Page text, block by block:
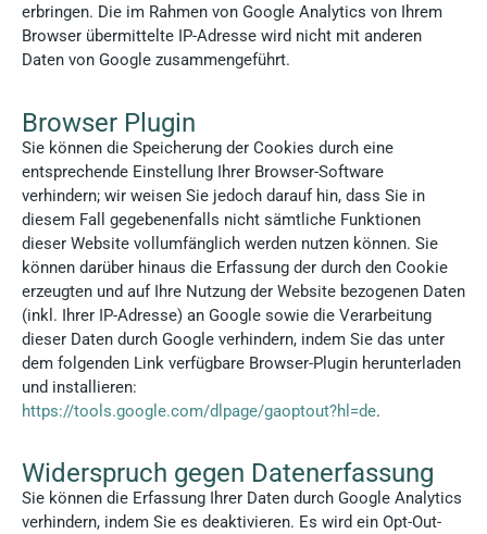
erbringen. Die im Rahmen von Google Analytics von Ihrem
Browser übermittelte IP-Adresse wird nicht mit anderen
Daten von Google zusammengeführt.
Browser Plugin
Sie können die Speicherung der Cookies durch eine
entsprechende Einstellung Ihrer Browser-Software
verhindern; wir weisen Sie jedoch darauf hin, dass Sie in
diesem Fall gegebenenfalls nicht sämtliche Funktionen
dieser Website vollumfänglich werden nutzen können. Sie
können darüber hinaus die Erfassung der durch den Cookie
erzeugten und auf Ihre Nutzung der Website bezogenen Daten
(inkl. Ihrer IP-Adresse) an Google sowie die Verarbeitung
dieser Daten durch Google verhindern, indem Sie das unter
dem folgenden Link verfügbare Browser-Plugin herunterladen
und installieren:
https://tools.google.com/dlpage/gaoptout?hl=de.
Widerspruch gegen Datenerfassung
Sie können die Erfassung Ihrer Daten durch Google Analytics
verhindern, indem Sie es deaktivieren. Es wird ein Opt-Out-